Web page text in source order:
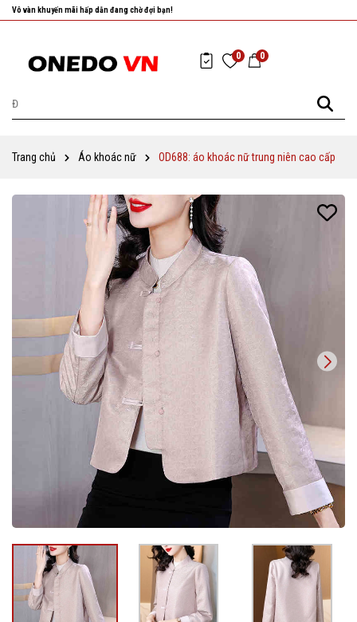
Nhanh tay chọn cho mình những sản phẩm ưng ý nhất!
0 0
Trang chủ Áo khoác nữ OD688: áo khoác nữ trung niên cao cấp